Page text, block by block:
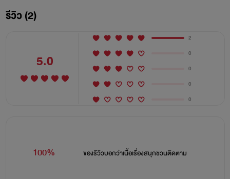
เร่าร้อนชั่วคราวเพียงหนึ่งคืนสั้นๆ แค่คืนเดียวที่เร่าร้อนแล้วเธอก็
‘หายไป’ จากชีวิตเขาเหมือนเงาโดยไม่มีแม้แต่คำบอกลา
สำหรับไอรดา one night stand คือเรื่องที่ควรถูกลืมเมื่อฟ้า
เปลี่ยนสี
เดียงสา และความงดงามเย้ายวนที่ลืมไม่ลงแม้ในยามหลับฝัน
รีวิว (2)
5.0
2
0
0
0
0
100% ของรีวิวบอกว่าเนื้อเรื่องสนุกชวนติดตาม